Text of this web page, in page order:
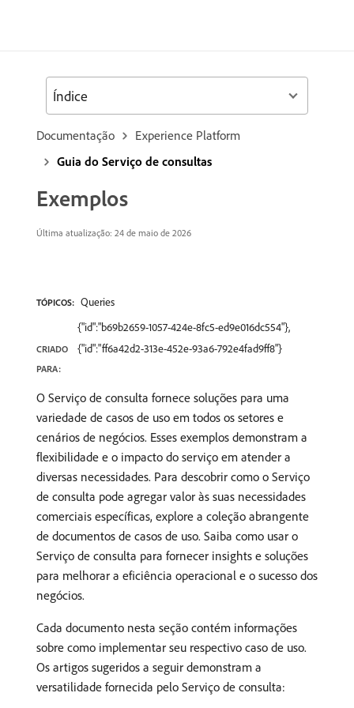
Documentação
Experience Platform
Guia do Serviço de consultas
Exemplos
Última atualização: 24 de maio de 2026
TÓPICOS: Queries
CRIADO
PARA:
{"id":"b69b2659-1057-424e-8fc5-ed9e016dc554"},
{"id":"ff6a42d2-313e-452e-93a6-792e4fad9ff8"}
O Serviço de consulta fornece soluções para uma
variedade de casos de uso em todos os setores e
cenários de negócios. Esses exemplos demonstram a
flexibilidade e o impacto do serviço em atender a
diversas necessidades. Para descobrir como o Serviço
de consulta pode agregar valor às suas necessidades
comerciais específicas, explore a coleção abrangente
de documentos de casos de uso. Saiba como usar o
Serviço de consulta para fornecer insights e soluções
para melhorar a eficiência operacional e o sucesso dos
negócios.
Cada documento nesta seção contém informações
sobre como implementar seu respectivo caso de uso.
Os artigos sugeridos a seguir demonstram a
versatilidade fornecida pelo Serviço de consulta:
Índice